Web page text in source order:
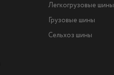
Легкогрузовые шины
Грузовые шины
Сельхоз шины